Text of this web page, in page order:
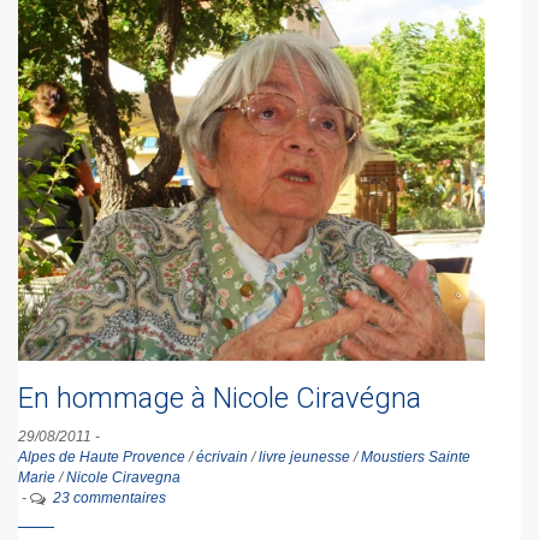
En hommage à Nicole Ciravégna
29/08/2011 -
Alpes de Haute Provence/écrivain /livre jeunesse/Moustiers Sainte
Marie/Nicole Ciravegna
-
23 commentaires